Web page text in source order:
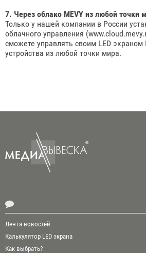
7. Через облако MEVY из любой точки
Только у нашей компании в России
облачного управления
сможете управлять своим LED экраном
устройства из любой точки мира.
Лента новостей
Калькулятор LED экрана
Как выбрать?